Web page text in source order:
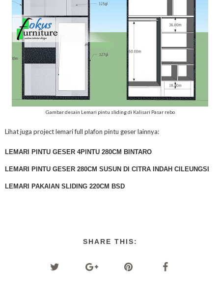
Gambar desain Lemari pintu sliding di Kalisari Pasar rebo
Lihat juga project lemari full plafon pintu geser lainnya:
LEMARI PINTU GESER 4PINTU 280CM BINTARO
LEMARI PINTU GESER 280CM SUSUN DI CITRA INDAH CILEUNGSI
LEMARI PAKAIAN SLIDING 220CM BSD
SHARE THIS: